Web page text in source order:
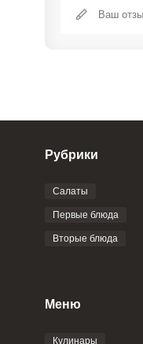
Фото до 4 шт, до 5
Отправляя эту
соглашением
Рубрики
Салаты
Первые блюда
Вторые блюда
Меню
Кулинары